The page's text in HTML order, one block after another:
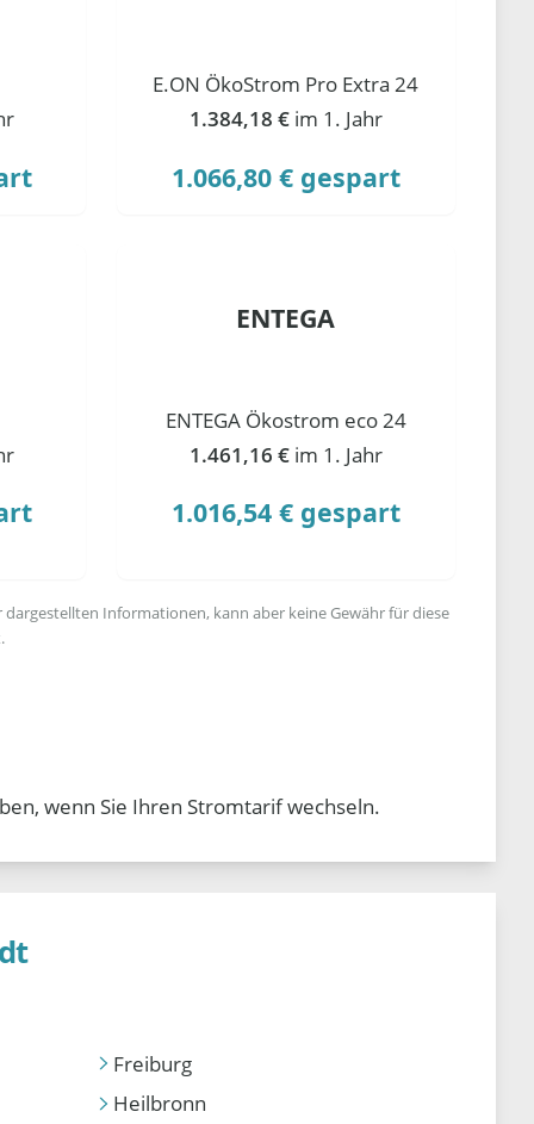
E.ON ÖkoStrom Pro Extra 24
1.384,18 € im 1. Jahr
1.066,80 € gespart
ENTEGA
ENTEGA Ökostrom eco 24
1.461,16 € im 1. Jahr
1.016,54 € gespart
Informationen, kann aber keine Gewähr für diese
wenn Sie Ihren Stromtarif wechseln.
Freiburg
Heilbronn